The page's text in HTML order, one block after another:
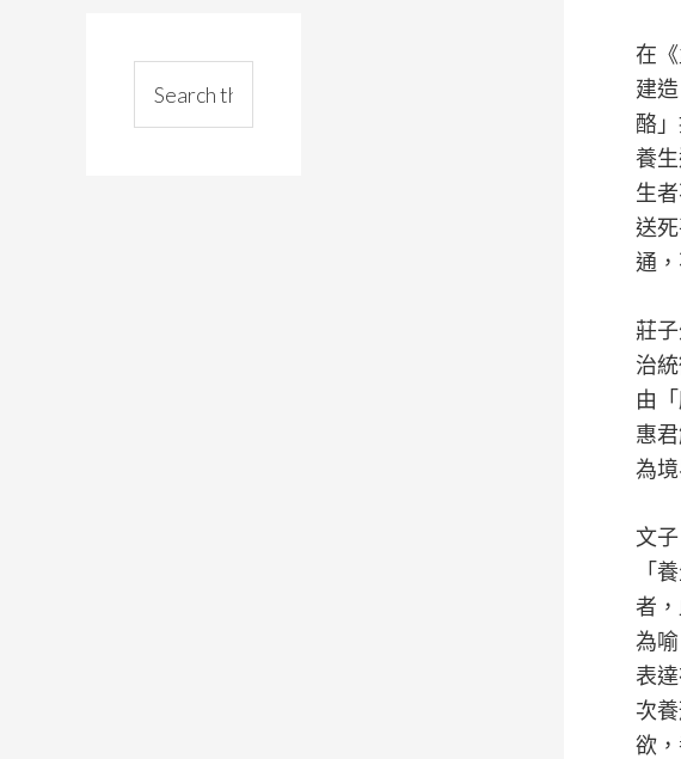
在
建
酪
養
生
送
通
莊
治
由
惠
為境
文
「
者
為
表
次
欲